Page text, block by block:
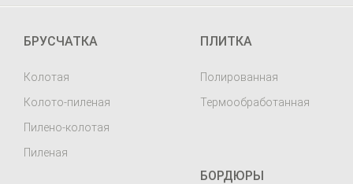
БРУСЧАТКА
Колотая
Колото-пиленая
Пилено-колотая
Пиленая
ПЛИТКА
Полированная
Термообработанная
БОРДЮРЫ